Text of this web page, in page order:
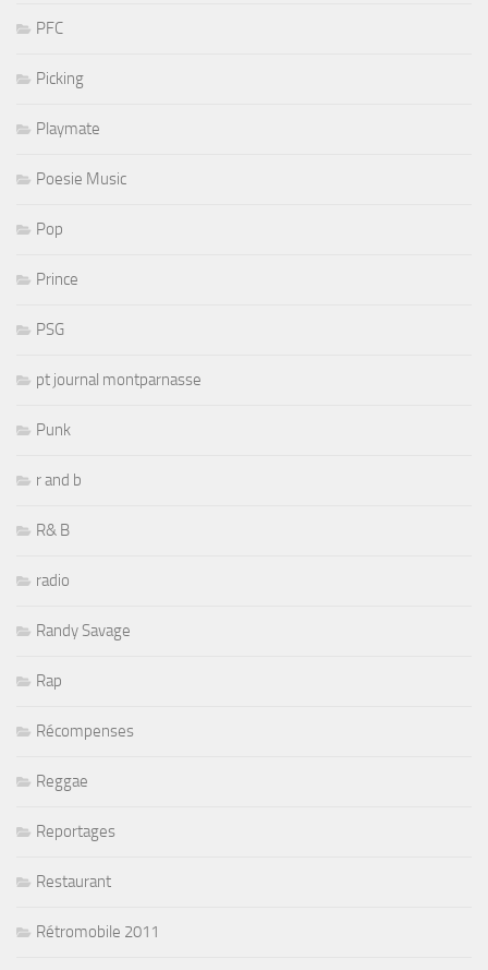
PFC
Picking
Playmate
Poesie Music
Pop
Prince
PSG
pt journal montparnasse
Punk
r and b
R& B
radio
Randy Savage
Rap
Récompenses
Reggae
Reportages
Restaurant
Rétromobile 2011